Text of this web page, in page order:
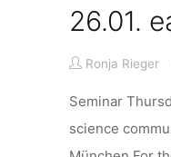
26.01.
Ronja Rieger
Seminar
science